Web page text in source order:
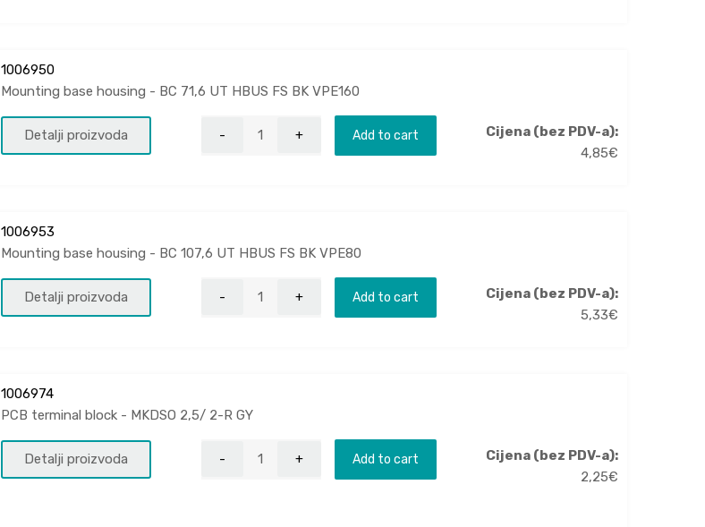
1006950
Mounting base housing - BC 71,6 UT HBUS FS BK VPE160
Detalji proizvoda Add to cart
Cijena (bez PDV-a):
4,85€
1006953
Mounting base housing - BC 107,6 UT HBUS FS BK VPE80
Detalji proizvoda Add to cart
Cijena (bez PDV-a):
5,33€
1006974
PCB terminal block - MKDSO 2,5/ 2-R GY
Detalji proizvoda Add to cart
Cijena (bez PDV-a):
2,25€